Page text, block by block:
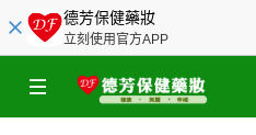
德芳保健藥妝
立刻使用官方APP